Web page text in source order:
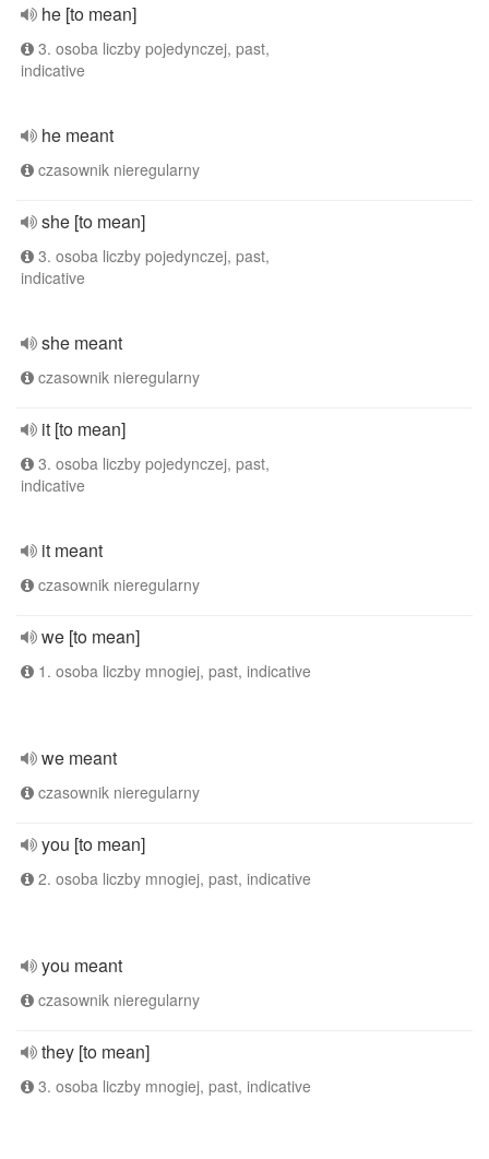
he [to mean]
3. osoba liczby pojedynczej, past,
indicative
he meant
czasownik nieregularny
she [to mean]
3. osoba liczby pojedynczej, past,
indicative
she meant
czasownik nieregularny
it [to mean]
3. osoba liczby pojedynczej, past,
indicative
it meant
czasownik nieregularny
we [to mean]
1. osoba liczby mnogiej, past, indicative
we meant
czasownik nieregularny
you [to mean]
2. osoba liczby mnogiej, past, indicative
you meant
czasownik nieregularny
they [to mean]
3. osoba liczby mnogiej, past, indicative